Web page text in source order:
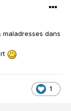
dans
1